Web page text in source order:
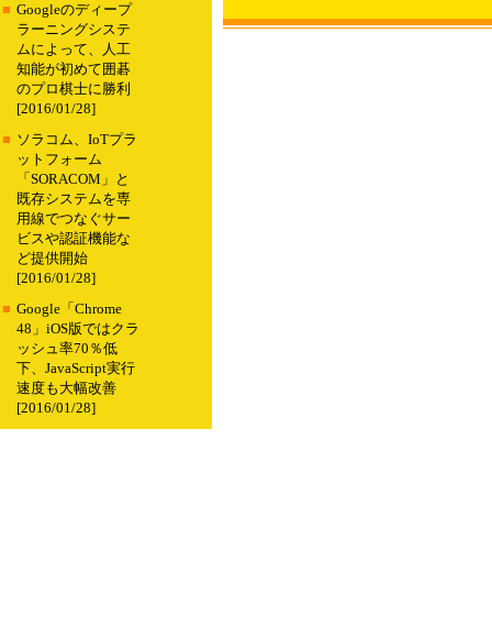
■ Googleのディープ
ラーニングシステ
ムによって、人工
知能が初めて囲碁
のプロ棋士に勝利
[2016/01/28]
■ ソラコム、IoTプラ
ットフォーム
「SORACOM」と
既存システムを専
用線でつなぐサー
ビスや認証機能な
ど提供開始
[2016/01/28]
■ Google「Chrome
48」iOS版ではクラ
ッシュ率70％低
下、JavaScript実行
速度も大幅改善
[2016/01/28]